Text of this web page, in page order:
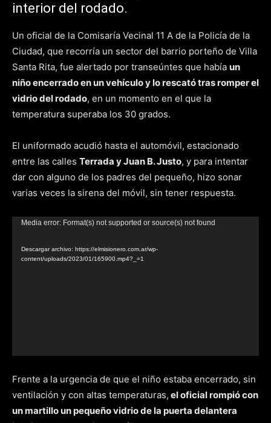
interior del rodado.
Un oficial de la Comisaría Vecinal 11 A de la Policía de la
Ciudad, que recorría un sector del barrio porteño de Villa
Santa Rita, fue alertado por transeúntes que había un
niño encerrado en un vehículo y lo rescató tras romper el
vidrio del rodado, en un momento en el que la
temperatura superaba los 30 grados.
El uniformado acudió hasta el automóvil, estacionado
entre las calles Terrada y Juan B. Justo, y para intentar
dar con alguno de los padres del pequeño, hizo sonar
varias veces la sirena del móvil, sin tener respuesta.
Reproductor
video
Media error: Format(s) not supported or source(s) not found
Descargar archivo: https://elmisionero.com.ar/wp-
content/uploads/2023/01/165900.mp4?_=1
Frente a la urgencia de que el niño estaba encerrado, sin
ventilación y con altas temperaturas, el oficial rompió con
un martillo un pequeño vidrio de la puerta delantera